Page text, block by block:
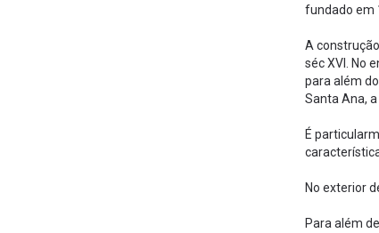
fundado em
A
séc XVI. No
para além
Santa Ana,
É
No exterior
Para além